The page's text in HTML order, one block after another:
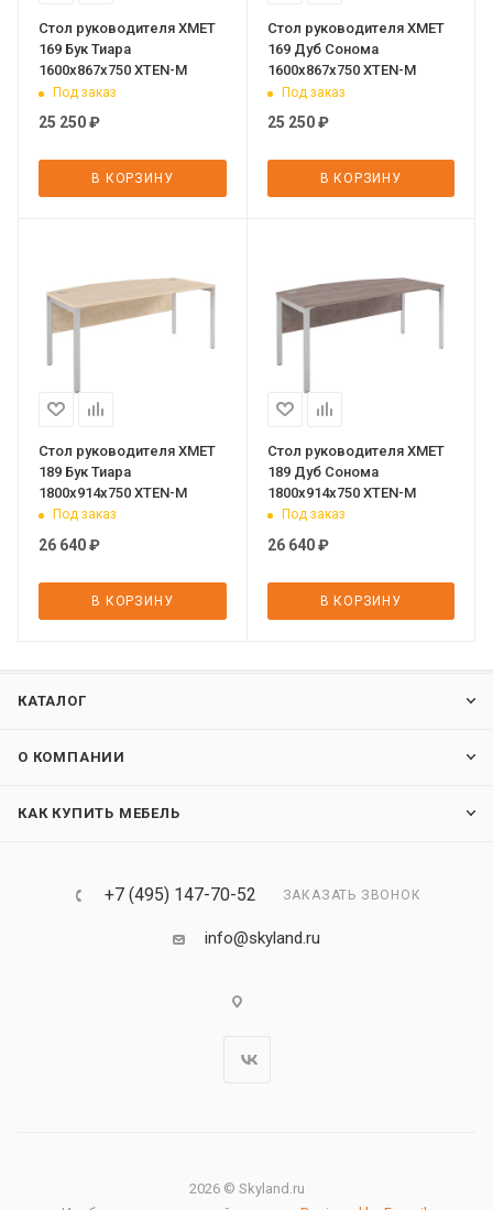
Стол руководителя XMET
169 Бук Тиара
1600х867х750 XTEN-M
Под заказ
25 250₽
В КОРЗИНУ
Стол руководителя XMET
169 Дуб Сонома
1600х867х750 XTEN-M
Под заказ
25 250₽
В КОРЗИНУ
Стол руководителя XMET
189 Бук Тиара
1800х914х750 XTEN-M
Под заказ
26 640₽
В КОРЗИНУ
Стол руководителя XMET
189 Дуб Сонома
1800х914х750 XTEN-M
Под заказ
26 640₽
В КОРЗИНУ
КАТАЛОГ
О КОМПАНИИ
КАК КУПИТЬ МЕБЕЛЬ
+7 (495) 147-70-52 ЗАКАЗАТЬ ЗВОНОК
info@skyland.ru
2026 © Skyland.ru